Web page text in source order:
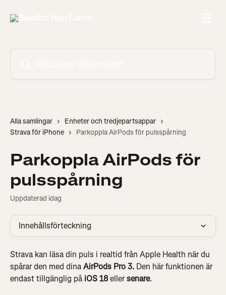
Alla samlingar
Enheter och tredjepartsappar
Strava för iPhone
Parkoppla AirPods för pulsspårning
Parkoppla AirPods för
pulsspårning
Uppdaterad idag
Innehållsförteckning
Strava kan läsa din puls i realtid från Apple Health när du
spårar den med dina AirPods Pro 3. Den här funktionen är
endast tillgänglig på iOS 18 eller senare.